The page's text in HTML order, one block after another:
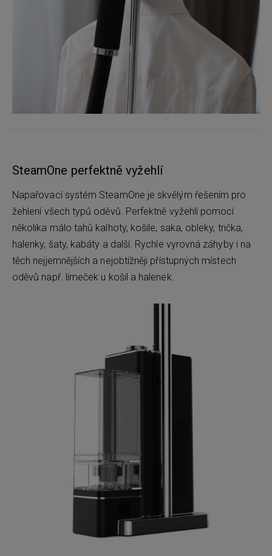
SteamOne perfektně vyžehlí
Napařovací systém SteamOne je skvělým řešením pro
žehlení všech typů oděvů. Perfektně vyžehlí pomocí
několika málo tahů kalhoty, košile, saka, obleky, trička,
halenky, šaty, kabáty a další. Rychle vyrovná záhyby i na
těch nejjemnějších a nejobtížněji přístupných místech
oděvů např. límeček u košil a halenek.